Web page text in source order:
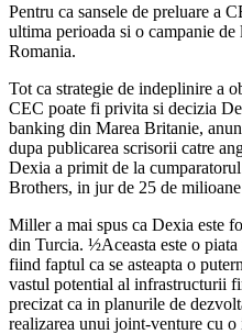
Pentru ca sansele de preluare a
ultima perioada si o campanie
Romania.
Tot ca strategie de indeplinire a
CEC poate fi privita si decizia
banking din Marea Britanie,
dupa publicarea scrisorii catre
Dexia a primit de la
Brothers, in jur de 25 de
Miller a mai spus ca Dexia este
din Turcia. ½Aceasta este o
fiind faptul ca se asteapta o
vastul potential al infrastructurii
precizat ca in planurile de
realizarea unui joint-venture cu o